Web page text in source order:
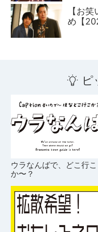
【お
め【
ピ
ウラなんばで、どこ行こ
か〜？